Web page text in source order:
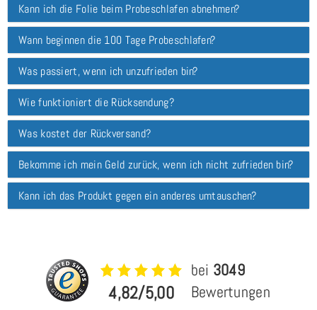
Kann ich die Folie beim Probeschlafen abnehmen?
Wann beginnen die 100 Tage Probeschlafen?
Was passiert, wenn ich unzufrieden bin?
Wie funktioniert die Rücksendung?
Was kostet der Rückversand?
Bekomme ich mein Geld zurück, wenn ich nicht zufrieden bin?
Kann ich das Produkt gegen ein anderes umtauschen?
4,82/5,00
bei 3049
Bewertungen